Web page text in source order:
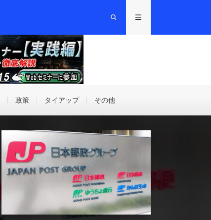
政策 タイアップ その他